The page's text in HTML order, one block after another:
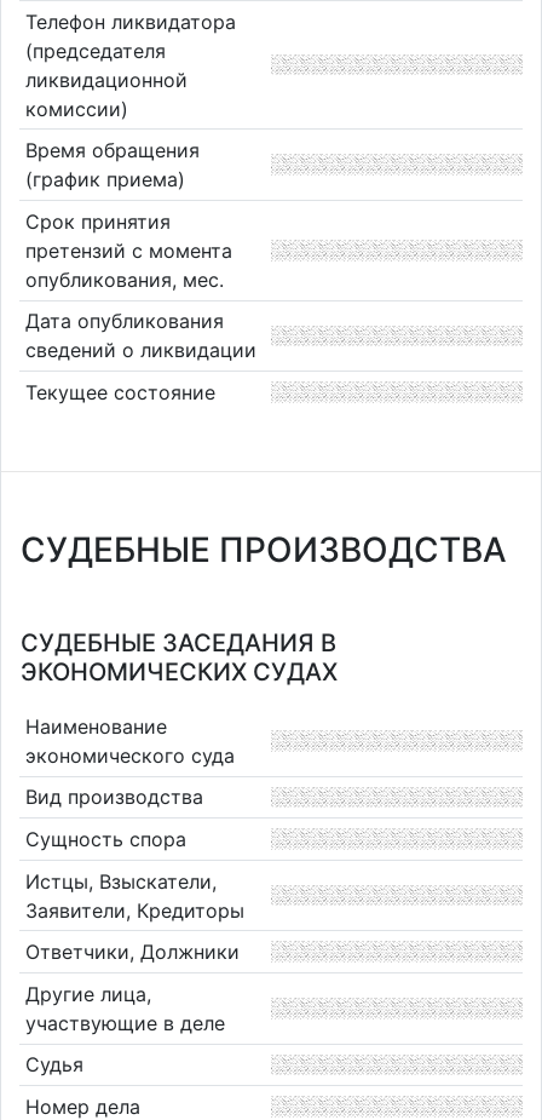
Телефон ликвидатора
(председателя
ликвидационной
комиссии)
Время обращения
(график приема)
Срок принятия
претензий с момента
опубликования, мес.
Дата опубликования
сведений о ликвидации
Текущее состояние
СУДЕБНЫЕ ПРОИЗВОДСТВА
СУДЕБНЫЕ ЗАСЕДАНИЯ В
ЭКОНОМИЧЕСКИХ СУДАХ
Наименование
экономического суда
Вид производства
Сущность спора
Истцы, Взыскатели,
Заявители, Кредиторы
Ответчики, Должники
Другие лица,
участвующие в деле
Судья
Номер дела